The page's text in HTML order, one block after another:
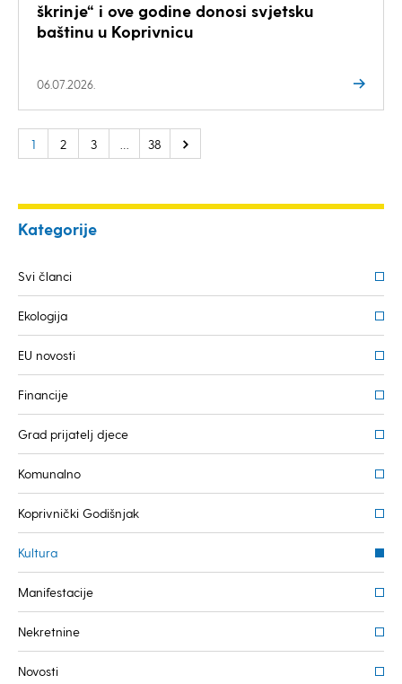
Kategorije
Svi članci
Ekologija
EU novosti
Financije
Grad prijatelj djece
Komunalno
Koprivnički Godišnjak
Kultura
Manifestacije
Nekretnine
Novosti
škrinje“ i ove godine donosi svjetsku
baštinu u Koprivnicu
06.07.2026.
1 2 3 38